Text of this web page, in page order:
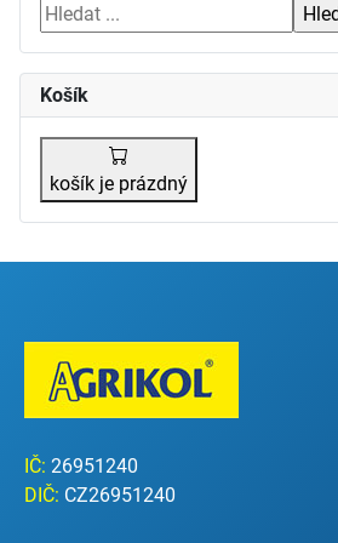
Košík
košík je prázdný
IČ: 26951240
DIČ: CZ26951240